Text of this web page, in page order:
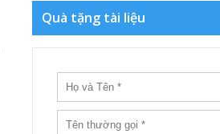
Quà tặng tài liệu